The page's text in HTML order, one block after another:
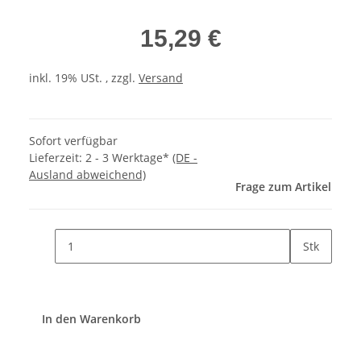
15,29 €
inkl. 19% USt. , zzgl. Versand
Sofort verfügbar
Lieferzeit: 2 - 3 Werktage* (DE -
Ausland abweichend)
Frage zum Artikel
Stk
In den Warenkorb